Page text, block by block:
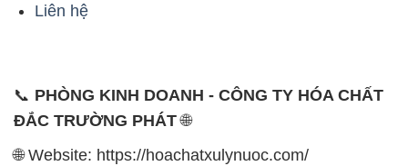
Liên hệ
📞 PHÒNG KINH DOANH - CÔNG TY HÓA CHẤT
ĐẮC TRƯỜNG PHÁT🌐
🌐 Website: https://hoachatxulynuoc.com/